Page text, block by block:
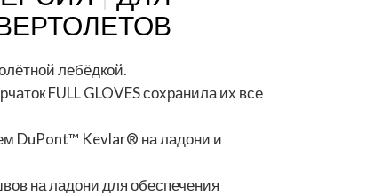
лебёдкой.
FULL GLOVES сохранила их все
DuPont™ Kevlar® на ладони и
на ладони для обеспечения